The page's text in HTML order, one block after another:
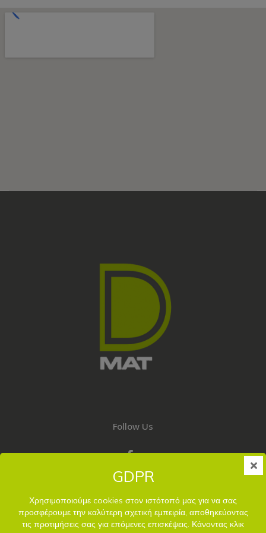
Follow Us
Contact
210 9766032
info@dmat.gr
GDPR
Χρησιμοποιούμε cookies στον ιστότοπό μας για να σας
προσφέρουμε την καλύτερη σχετική εμπειρία, αποθηκεύοντας
τις προτιμήσεις σας για επόμενες επισκέψεις. Κάνοντας κλικ